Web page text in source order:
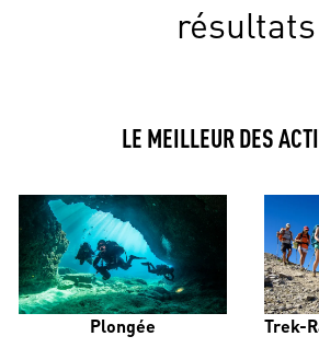
résultats
LE MEILLEUR DES
Plongée Trek-